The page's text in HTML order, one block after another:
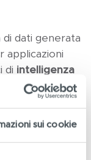
sui cookie
di dati generata
applicazioni
di intelligenza
learningo
biologia
innovative